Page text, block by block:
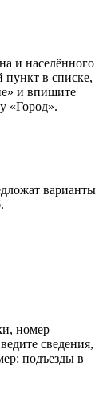
и населённого
в списке,
и впишите
«Город».
варианты
номер
сведения,
подъезды в